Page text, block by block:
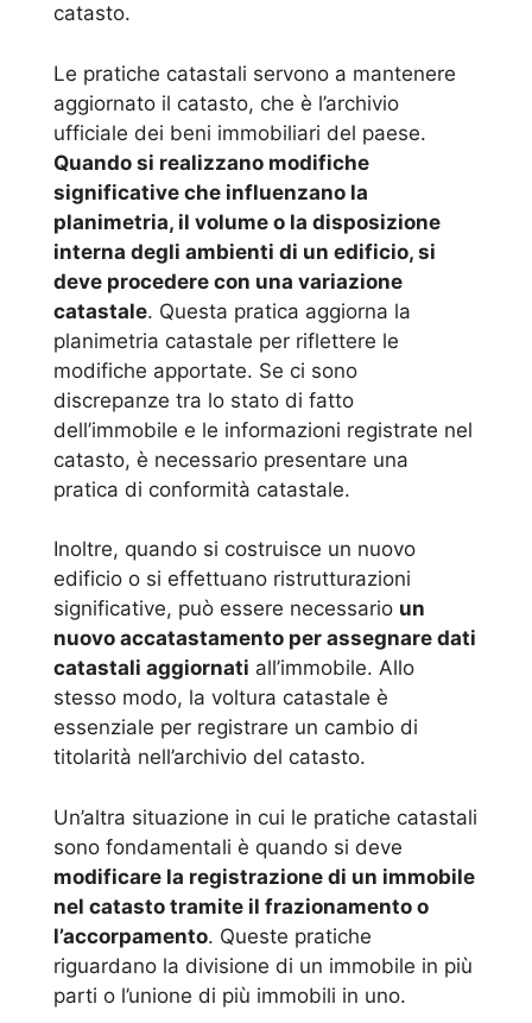
catasto.
Le pratiche catastali servono a mantenere
aggiornato il catasto, che è l’archivio
ufficiale dei beni immobiliari del paese.
Quando si realizzano modifiche
significative che influenzano la
planimetria, il volume o la disposizione
interna degli ambienti di un edificio, si
deve procedere con una variazione
catastale. Questa pratica aggiorna la
planimetria catastale per riflettere le
modifiche apportate. Se ci sono
discrepanze tra lo stato di fatto
dell’immobile e le informazioni registrate nel
catasto, è necessario presentare una
pratica di conformità catastale.
Inoltre, quando si costruisce un nuovo
edificio o si effettuano ristrutturazioni
significative, può essere necessario un
nuovo accatastamento per assegnare dati
catastali aggiornati all’immobile. Allo
stesso modo, la voltura catastale è
essenziale per registrare un cambio di
titolarità nell’archivio del catasto.
Un’altra situazione in cui le pratiche catastali
sono fondamentali è quando si deve
modificare la registrazione di un immobile
nel catasto tramite il frazionamento o
l’accorpamento. Queste pratiche
riguardano la divisione di un immobile in più
parti o l’unione di più immobili in uno.